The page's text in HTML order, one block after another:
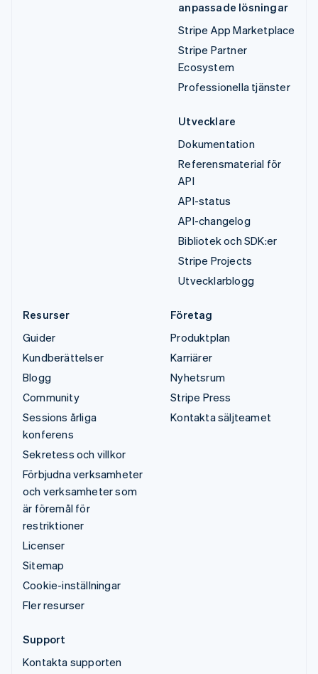
anpassade lösningar
Stripe App Marketplace
Stripe Partner
Ecosystem
Professionella tjänster
Utvecklare
Dokumentation
Referensmaterial för
API
API-status
API-changelog
Bibliotek och SDK:er
Stripe Projects
Utvecklarblogg
Resurser
Guider
Kundberättelser
Blogg
Community
Sessions årliga
konferens
Sekretess och villkor
Förbjudna verksamheter
och verksamheter som
är föremål för
restriktioner
Licenser
Sitemap
Cookie-inställningar
Fler resurser
Företag
Produktplan
Karriärer
Nyhetsrum
Stripe Press
Kontakta säljteamet
Support
Kontakta supporten